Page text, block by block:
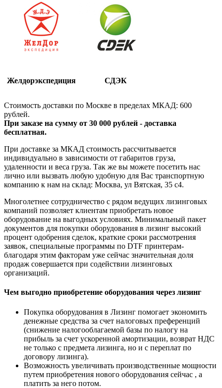
Желдорэкспедиция СДЭК
Стоимость доставки по Москве в пределах МКАД: 600
рублей.
При заказе на сумму от 30 000 рублей - доставка
бесплатная.
При доставке за МКАД стоимость рассчитывается
индивидуально в зависимости от габаритов груза,
удаленности и веса груза. Так же вы можете посетить нас
лично или вызвать любую удобную для Вас транспортную
компанию к нам на склад: Москва, ул Вятская, 35 c4.
Многолетнее сотрудничество с рядом ведущих лизинговых
компаний позволяет клиентам приобретать новое
оборудование на выгодных условиях. Минимальный пакет
документов для покупки оборудования в лизинг высокий
процент одобрения сделок, краткие сроки рассмотрения
заявок, специальные программы по DTF принтерам-
благодаря этим факторам уже сейчас значительная доля
продаж совершается при содействии лизинговых
организаций.
Чем выгодно приобретение оборудования через лизинг
Покупка оборудования в Лизинг помогает экономить
денежные средства за счет налоговых преференций
(снижение налогооблагаемой базы по налогу на
прибыль за счет ускоренной амортизации, возврат НДС
не только с предмета лизинга, но и с переплат по
договору лизинга).
Возможность увеличивать производственные мощности
путем приобретения нового оборудования сейчас , а
платить за него потом.